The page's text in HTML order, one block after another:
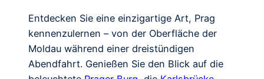
Entdecken Sie eine einzigartige Art, Prag
kennenzulernen – von der Oberfläche der
Moldau während einer dreistündigen
Abendfahrt. Genießen Sie den Blick auf die